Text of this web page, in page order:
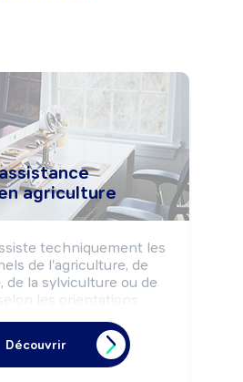
agriculture
techniquement les
de l'agriculture, de
de la sylviculture ou de
les orientations
...), les projets
du territoire (dispositif
ou d'implantation
Découvrir